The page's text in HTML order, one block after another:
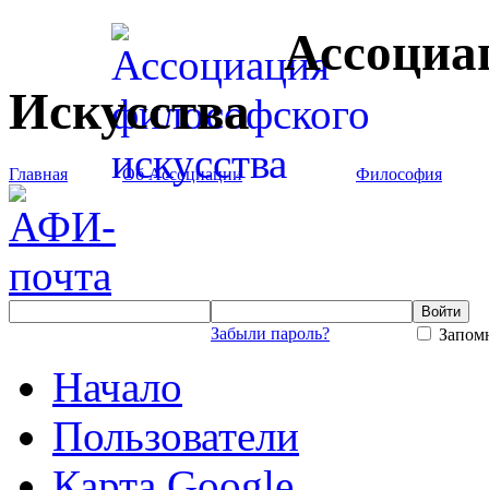
Искусства
Главная Об Ассоциации Философия
Забыли пароль?
Начало
Пользователи